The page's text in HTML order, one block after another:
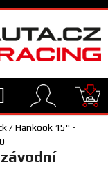
/Hankook 15" -